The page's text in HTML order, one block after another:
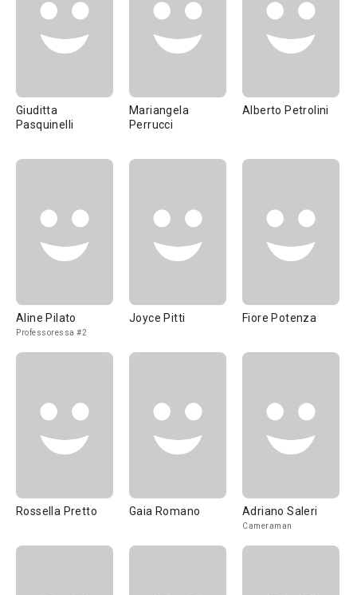
Giuditta
Pasquinelli
Mariangela
Perrucci
Alberto Petrolini
Aline Pilato
Professoressa #2
Joyce Pitti Fiore Potenza
Rossella Pretto Gaia Romano Adriano Saleri
Cameraman